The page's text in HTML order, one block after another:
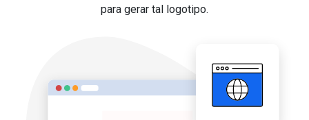
para gerar tal logotipo.